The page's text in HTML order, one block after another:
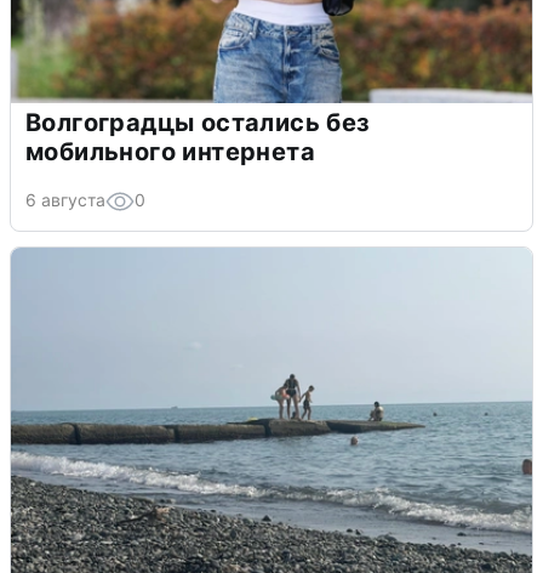
Волгоградцы остались без
мобильного интернета
6 августа 0